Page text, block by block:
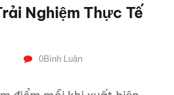
Nghiệm Thực Tế
0Bình Luận